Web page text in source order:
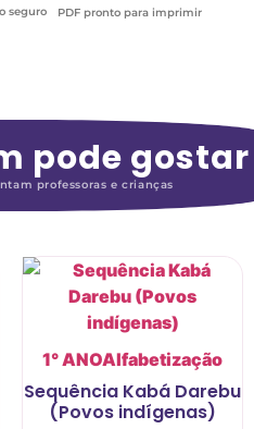
seguro PDF pronto para imprimir
pode gostar
professoras e crianças
1° ANOAlfabetização
Sequência Kabá Darebu
(Povos indígenas)